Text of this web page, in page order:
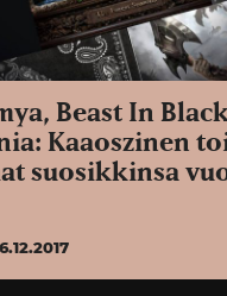
Beast In
Kaaoszinen
suosikkinsa